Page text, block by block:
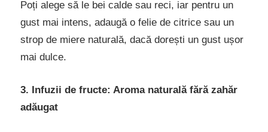
Poți alege să le bei calde sau reci, iar pentru un
gust mai intens, adaugă o felie de citrice sau un
strop de miere naturală, dacă dorești un gust ușor
mai dulce.
3. Infuzii de fructe: Aroma naturală fără zahăr
adăugat